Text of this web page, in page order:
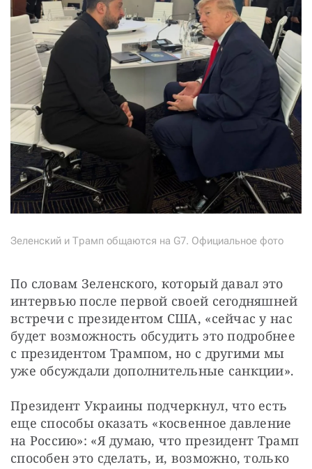
Зеленский и Трамп общаются на G7. Официальное фото
По словам Зеленского, который давал это
интервью после первой своей сегодняшней
встречи с президентом США, «сейчас у нас
будет возможность обсудить это подробнее
с президентом Трампом, но с другими мы
уже обсуждали дополнительные санкции».
Президент Украины подчеркнул, что есть
еще способы оказать «косвенное давление
на Россию»: «Я думаю, что президент Трамп
способен это сделать, и, возможно, только